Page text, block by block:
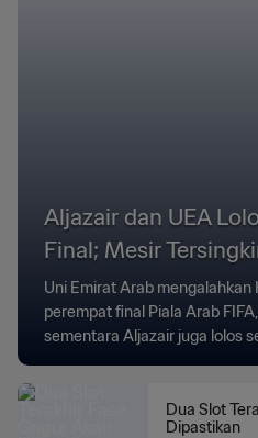
Aljazair dan UEA
Final; Mesir
Uni Emirat Arab mengalahkan
perempat final Piala Arab
sementara Aljazair juga lolos
Dua Slot
Dipastikan